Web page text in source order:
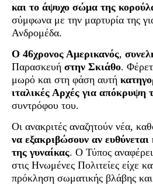
και το άψυχο σώμα της
σύμφωνα με την μαρτυρία της
Ανδρομέδα.
O 46χρονος Αμερικανός,
Παρασκευή στην Σκιάθο.
μωρό και στη φάση αυτή
ιταλικές Αρχές για απόκρυψη
συντρόφου του.
Οι ανακριτές αναζητούν νέα,
να εξακριβώσουν αν ευθύνεται
της γυναίκας. Ο Τύπος
στις Ηνωμένες Πολιτείες είχε
πρόκληση σωματικής βλάβης και